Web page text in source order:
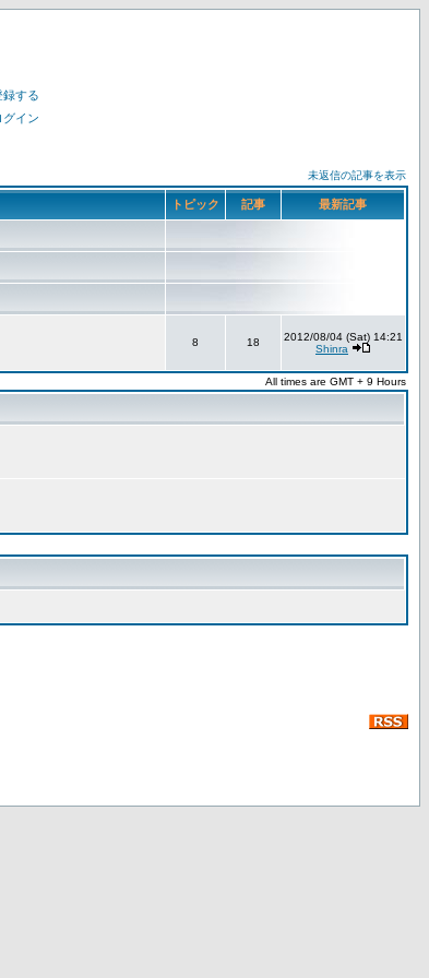
録する
グイン
未返信の記事を表示
トピック 記事 最新記事
8 18
2012/08/04 (Sat) 14:21
Shinra
All times are GMT + 9 Hours